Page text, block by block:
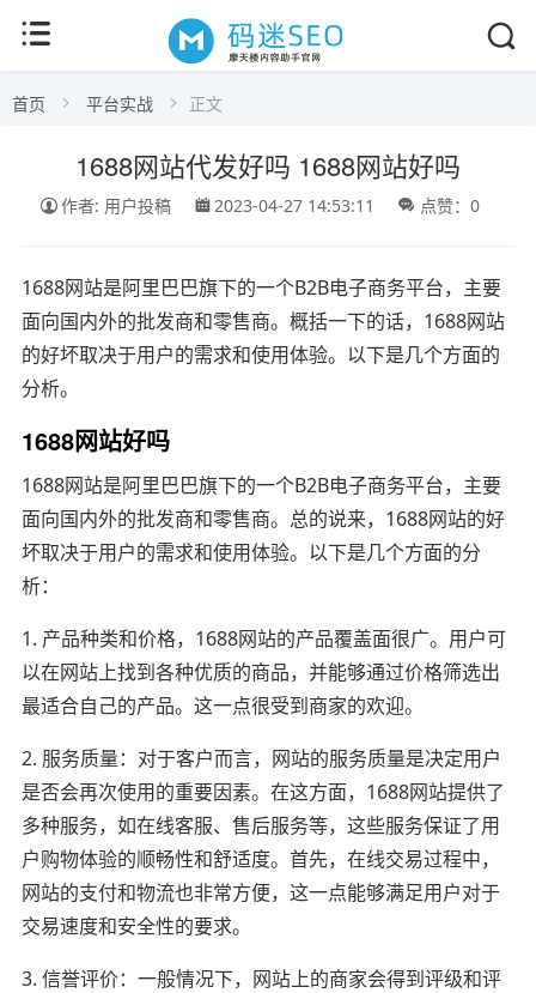
首页 平台实战 正文
1688网站代发好吗 1688网站好吗
作者: 用户投稿 2023-04-27 14:53:11 点赞：0
1688网站是阿里巴巴旗下的一个B2B电子商务平台，主要
面向国内外的批发商和零售商。概括一下的话，1688网站
的好坏取决于用户的需求和使用体验。以下是几个方面的
分析。
1688网站好吗
1688网站是阿里巴巴旗下的一个B2B电子商务平台，主要
面向国内外的批发商和零售商。总的说来，1688网站的好
坏取决于用户的需求和使用体验。以下是几个方面的分
析：
1. 产品种类和价格，1688网站的产品覆盖面很广。用户可
以在网站上找到各种优质的商品，并能够通过价格筛选出
最适合自己的产品。这一点很受到商家的欢迎。
2. 服务质量：对于客户而言，网站的服务质量是决定用户
是否会再次使用的重要因素。在这方面，1688网站提供了
多种服务，如在线客服、售后服务等，这些服务保证了用
户购物体验的顺畅性和舒适度。首先，在线交易过程中，
网站的支付和物流也非常方便，这一点能够满足用户对于
交易速度和安全性的要求。
3. 信誉评价：一般情况下，网站上的商家会得到评级和评